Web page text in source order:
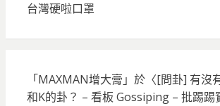
台灣硬啦口罩
「MAXMAN增大膏 」於〈[問卦] 有沒
和K的卦？ – 看板 Gossiping – 批踢踢